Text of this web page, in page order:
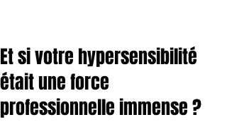
Et si votre hypersensibilité
était une force
professionnelle immense ?